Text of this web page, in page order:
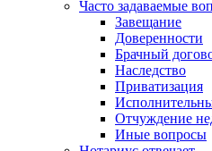
Часто задаваемые
Завещание
Доверенности
Брачный
Наследство
Приватизация
Отчуждение
Иные вопросы